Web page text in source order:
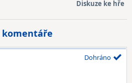
Diskuze ke hře
komentáře
Dohráno